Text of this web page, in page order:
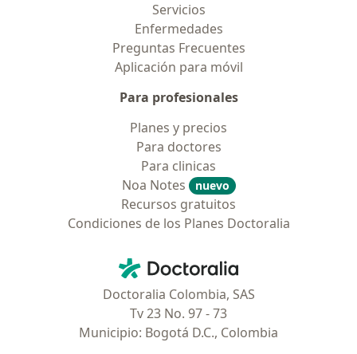
Servicios
Enfermedades
Preguntas Frecuentes
Aplicación para móvil
Para profesionales
Planes y precios
Para doctores
Para clinicas
Noa Notes
nuevo
Recursos gratuitos
Condiciones de los Planes Doctoralia
Doctoralia - Página de inicio
Doctoralia Colombia, SAS
Tv 23 No. 97 - 73
Municipio: Bogotá D.C., Colombia